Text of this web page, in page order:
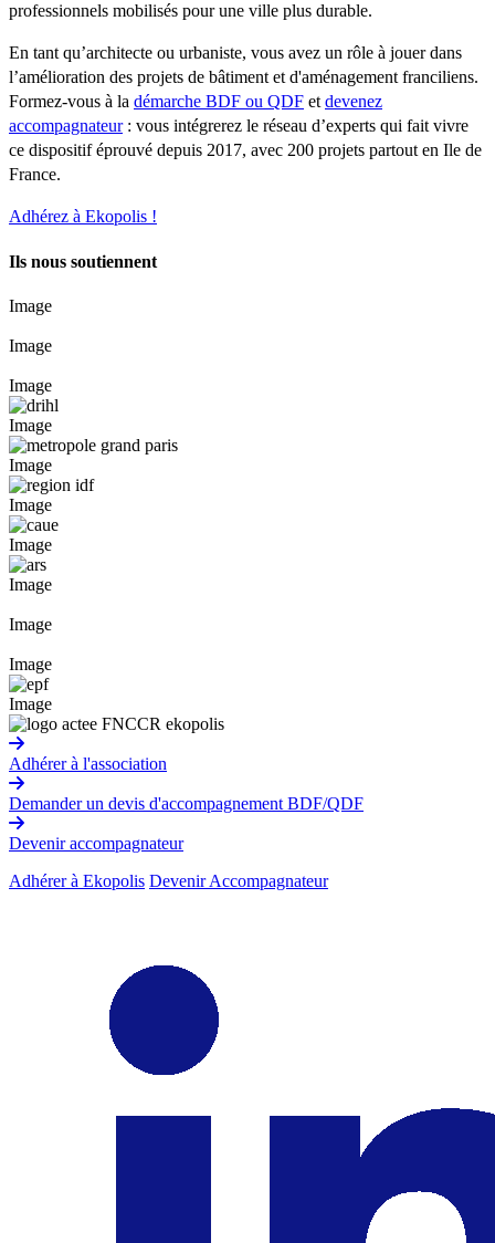
professionnels mobilisés pour une ville plus durable.
En tant qu’architecte ou urbaniste, vous avez un rôle à jouer dans
l’amélioration des projets de bâtiment et d'aménagement franciliens.
Formez-vous à la démarche BDF ou QDF et devenez
accompagnateur: vous intégrerez le réseau d’experts qui fait vivre
ce dispositif éprouvé depuis 2017, avec 200 projets partout en Ile de
France.
Adhérez à Ekopolis !
Ils nous soutiennent
Image
Image
Image
Image
Image
Image
Image
Image
Image
Image
Image
Adhérer à l'association
Demander un devis d'accompagnement BDF/QDF
Devenir accompagnateur
Adhérer à Ekopolis Devenir Accompagnateur